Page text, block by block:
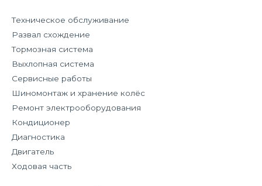
Техническое обслуживание
Развал схождение
Тормозная система
Выхлопная система
Сервисные работы
Шиномонтаж и хранение колёс
Ремонт электрооборудования
Кондиционер
Диагностика
Двигатель
Ходовая часть